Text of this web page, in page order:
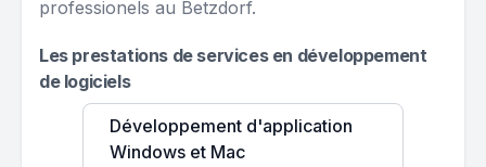
professionels au Betzdorf.
Les prestations de services en développement
de logiciels
Développement d'application
Windows et Mac